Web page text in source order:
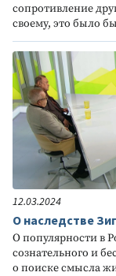
сопротивление
своему, это было
12.03.2024
О наследстве
О популярности в
сознательного и
о поиске смысла